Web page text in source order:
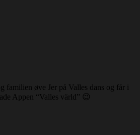
familien øve Jer på Valles dans og får i
Appen “Valles värld” 😉